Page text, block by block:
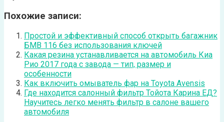
Похожие записи:
Простой и эффективный способ открыть багажник
БМВ 116 без использования ключей
Какая резина устанавливается на автомобиль Киа
Рио 2017 года с завода — тип, размер и
особенности
Как включить омыватель фар на Toyota Avensis
Где находится салонный фильтр Тойота Карина ЕД?
Научитесь легко менять фильтр в салоне вашего
автомобиля